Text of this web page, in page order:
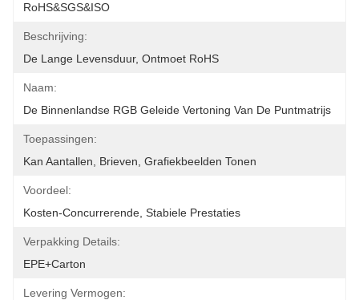
RoHS&SGS&ISO
Beschrijving:
De Lange Levensduur, Ontmoet RoHS
Naam:
De Binnenlandse RGB Geleide Vertoning Van De Puntmatrijs
Toepassingen:
Kan Aantallen, Brieven, Grafiekbeelden Tonen
Voordeel:
Kosten-Concurrerende, Stabiele Prestaties
Verpakking Details:
EPE+carton
Levering Vermogen: